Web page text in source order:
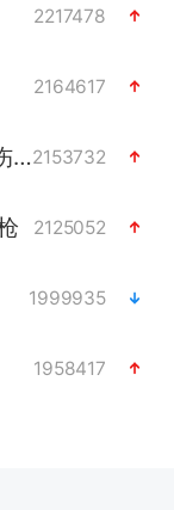
2217478
2164617
云南一地村民过火把节意外灼伤16人2153732
2125052
1999935
1958417